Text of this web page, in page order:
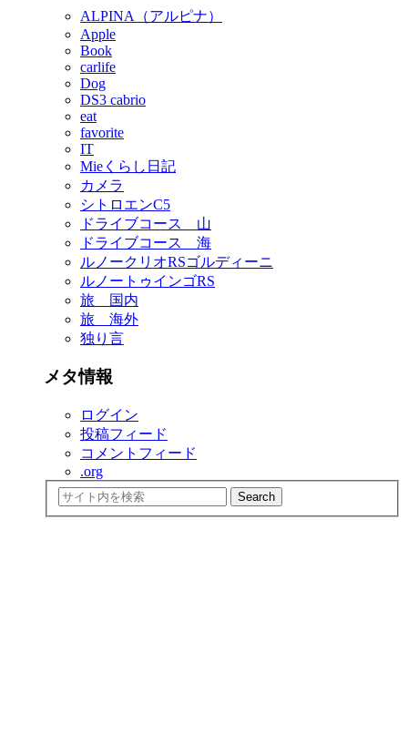
ALPINA（アルピナ）
Apple
Book
carlife
Dog
DS3 cabrio
eat
favorite
IT
Mieくらし日記
カメラ
シトロエンC5
ドライブコース 山
ドライブコース 海
ルノークリオRSゴルディーニ
ルノートゥインゴRS
旅 国内
旅 海外
独り言
メタ情報
ログイン
投稿フィード
コメントフィード
.org